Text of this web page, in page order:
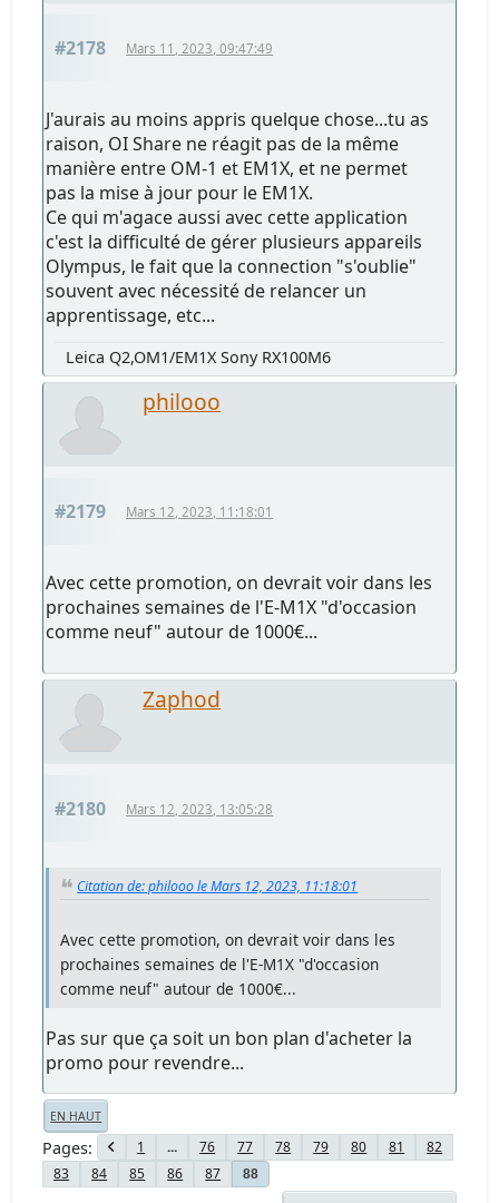
#2178 Mars 11, 2023, 09:47:49
J'aurais au moins appris quelque chose...tu as
raison, OI Share ne réagit pas de la même
manière entre OM-1 et EM1X, et ne permet
pas la mise à jour pour le EM1X.
Ce qui m'agace aussi avec cette application
c'est la difficulté de gérer plusieurs appareils
Olympus, le fait que la connection "s'oublie"
souvent avec nécessité de relancer un
apprentissage, etc...
Leica Q2,OM1/EM1X Sony RX100M6
philooo
#2179 Mars 12, 2023, 11:18:01
Avec cette promotion, on devrait voir dans les
prochaines semaines de l'E-M1X "d'occasion
comme neuf" autour de 1000€...
Zaphod
#2180 Mars 12, 2023, 13:05:28
Citation de: philooo le Mars 12, 2023, 11:18:01
Avec cette promotion, on devrait voir dans les
prochaines semaines de l'E-M1X "d'occasion
comme neuf" autour de 1000€...
Pas sur que ça soit un bon plan d'acheter la
promo pour revendre...
EN HAUT
Pages 1 ... 76 77 78 79 80 81
82
83
84 85 86 87 88